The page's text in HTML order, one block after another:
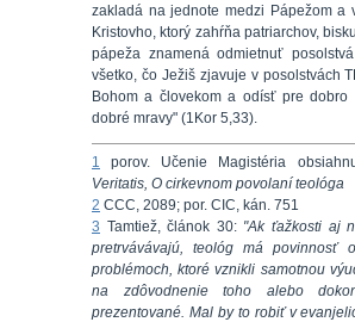
zakladá na jednote medzi Pápežom a
Kristovho, ktorý zahŕňa patriarchov,
pápeža znamená odmietnuť
všetko, čo Ježiš zjavuje v posolstvách
Bohom a človekom a odísť pre dobro
dobré mravy" (1Kor 5,33).
1
porov. Učenie Magistéria
Veritatis, O cirkevnom povolaní teológa
2 CCC, 2089; por. CIC, kán. 751
3 Tamtiež, článok 30: "Ak ťažkosti aj
pretrvávávajú, teológ má povinnosť
problémoch, ktoré vznikli samotnou
na zdôvodnenie toho alebo
prezentované. Mal by to robiť v